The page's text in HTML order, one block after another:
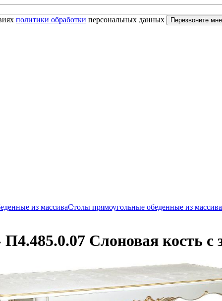
политики обработки персональных данных
из массиваСтолы прямоугольные обеденные из массива
Слоновая кость с